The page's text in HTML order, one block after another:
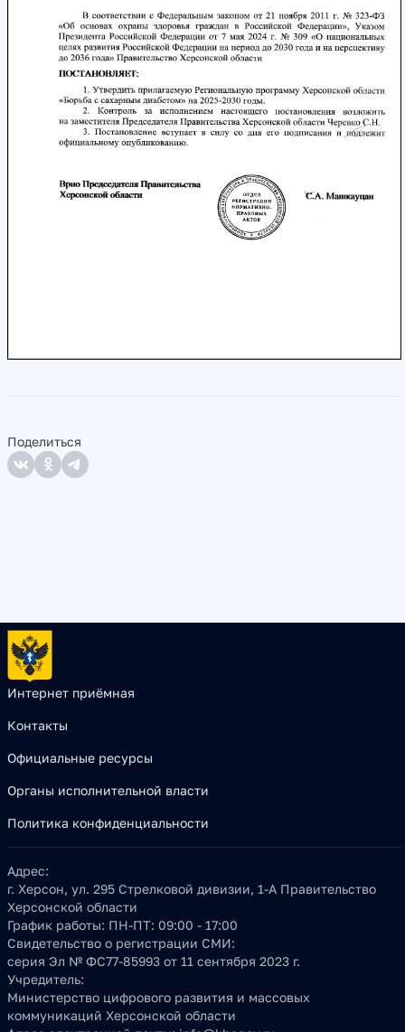
Поделиться
Интернет приёмная
Контакты
Официальные ресурсы
Органы исполнительной власти
Политика конфиденциальности
Адрес:
г. Херсон, ул. 295 Стрелковой дивизии, 1-А Правительство
Херсонской области
График работы: ПН-ПТ: 09:00 - 17:00
Свидетельство о регистрации СМИ:
серия Эл № ФС77-85993 от 11 сентября 2023 г.
Учредитель:
Министерство цифрового развития и массовых
коммуникаций Херсонской области